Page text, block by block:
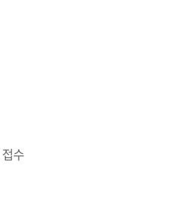
수